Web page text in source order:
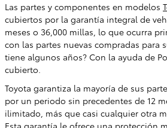
Las partes y componentes en modelos
cubiertos por la garantía integral de
meses o 36,000 millas, lo que ocurra
con las partes nuevas compradas para
tiene algunos años? Con la ayuda de
cubierto.
Toyota garantiza la mayoría de sus
por un periodo sin precedentes de 12
ilimitado, más que casi cualquier otra
Esta garantía le ofrece una protección